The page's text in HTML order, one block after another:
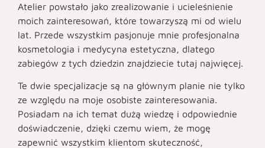
Atelier powstało jako zrealizowanie i ucieleśnienie
moich zainteresowań, które towarzyszą mi od wielu
lat. Przede wszystkim pasjonuje mnie profesjonalna
kosmetologia i medycyna estetyczna, dlatego
zabiegów z tych dziedzin znajdziecie tutaj najwięcej.
Te dwie specjalizacje są na głównym planie nie tylko
ze względu na moje osobiste zainteresowania.
Posiadam na ich temat dużą wiedzę i odpowiednie
doświadczenie, dzięki czemu wiem, że mogę
zapewnić wszystkim klientom skuteczność,